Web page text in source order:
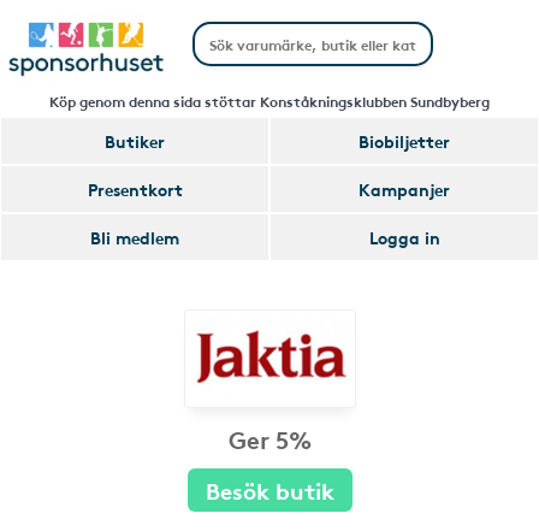
Köp genom denna sida stöttar Konståkningsklubben Sundbyberg
Butiker
Biobiljetter
Presentkort
Kampanjer
Bli medlem
Logga in
Ger 5%
Besök butik